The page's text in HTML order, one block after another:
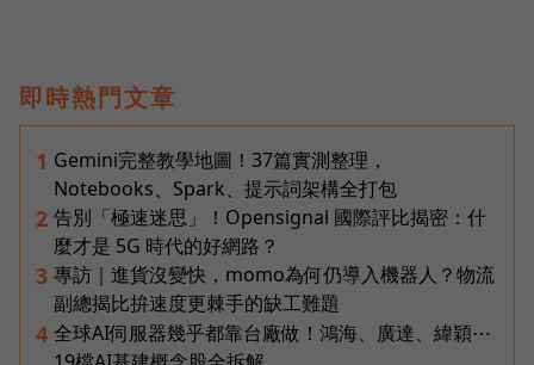
即時熱門文章
1 Gemini完整教學地圖！37篇實測整理，
Notebooks、Spark、提示詞架構全打包
2 告別「極速迷思」！Opensignal 國際評比揭密：什
麼才是 5G 時代的好網路？
3 專訪｜進貨沒變快，momo為何仍導入機器人？物流
副總揭比拚速度更棘手的缺工難題
4 全球AI伺服器幾乎都靠台廠做！鴻海、廣達、緯穎⋯